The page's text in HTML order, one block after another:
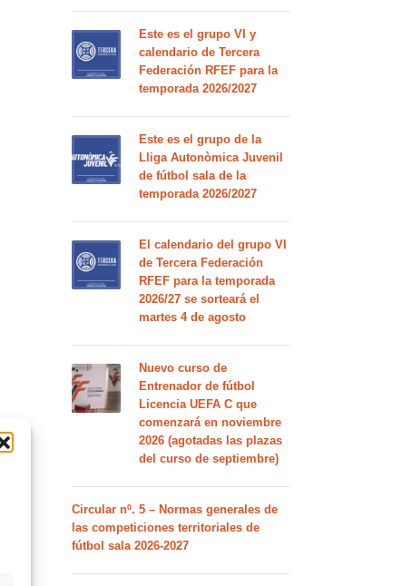
Este es el grupo VI y
calendario de Tercera
Federación RFEF para la
temporada 2026/2027
Este es el grupo de la
Lliga Autonòmica Juvenil
de fútbol sala de la
temporada 2026/2027
El calendario del grupo VI
de Tercera Federación
RFEF para la temporada
2026/27 se sorteará el
martes 4 de agosto
Nuevo curso de
Entrenador de fútbol
Licencia UEFA C que
comenzará en noviembre
2026 (agotadas las plazas
del curso de septiembre)
Circular nº. 5 – Normas generales de
las competiciones territoriales de
fútbol sala 2026-2027